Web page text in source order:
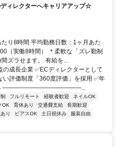
ィレクターへキャリアアップ☆
り8時間 平均勤務日数：1ヶ月あた
（実働8時間） ＊柔軟な「ズレ勤制
ズラせます。 有給を...
成長企業 ✅ECディレクターとして
い評価制度「360度評価」を採用 ✅年
休み ―――――――――――――...
フルリモート 経験者歓迎
ネイルOK
OK 育休あり 交通費支給
長期歓迎
り ピアスOK 土日祝休み
服装自由